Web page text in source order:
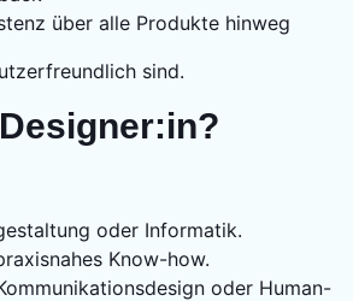
über alle Produkte hinweg
sind.
oder Informatik.
Know-how.
oder Human-